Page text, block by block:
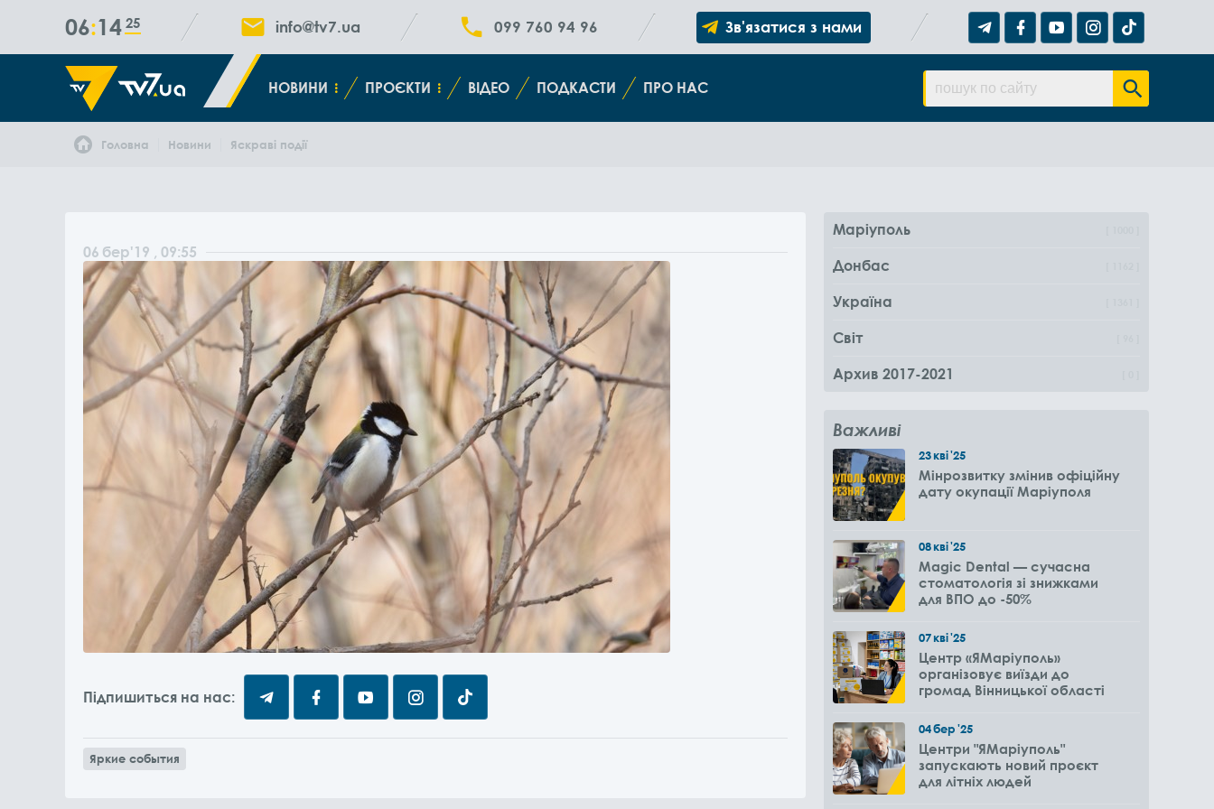
06 14 26 info@tv7.ua 099 760 94 96 Зв'язатися з нами
НОВИНИ ПРОЄКТИ ВІДЕО ПОДКАСТИ ПРО НАС
Головна Новини Яскраві події
06 бер'19 , 09:55
Підпишиться на нас:
Яркие события
Маріуполь
Донбас
Україна
Світ
Архив 2017-2021
Важливі
23кві'25
Мінрозвитку змінив офіційну
дату окупації Маріуполя
08кві'25
Magic Dental — сучасна
стоматологія зі знижками
для ВПО до -50%
07кві'25
Центр «ЯМаріуполь»
організовує виїзди до
громад Вінницької області
04бер'25
Центри "ЯМаріуполь"
запускають новий проєкт
для літніх людей